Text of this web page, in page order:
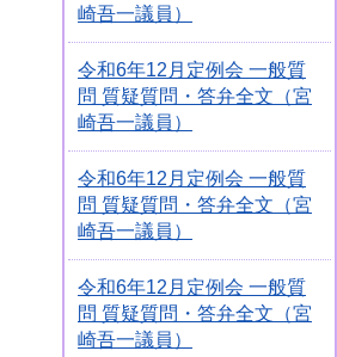
崎吾一議員）
令和6年12月定例会 一般質
問 質疑質問・答弁全文（宮
崎吾一議員）
令和6年12月定例会 一般質
問 質疑質問・答弁全文（宮
崎吾一議員）
令和6年12月定例会 一般質
問 質疑質問・答弁全文（宮
崎吾一議員）